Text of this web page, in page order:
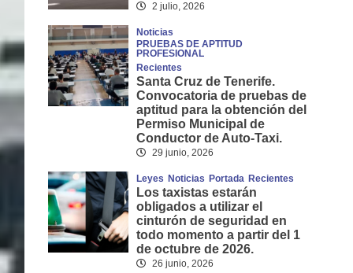
2 julio, 2026
Noticias
PRUEBAS DE APTITUD
PROFESIONAL
Recientes
Santa Cruz de Tenerife.
Convocatoria de pruebas de
aptitud para la obtención del
Permiso Municipal de
Conductor de Auto-Taxi.
29 junio, 2026
Leyes Noticias Portada Recientes
Los taxistas estarán
obligados a utilizar el
cinturón de seguridad en
todo momento a partir del 1
de octubre de 2026.
26 junio, 2026